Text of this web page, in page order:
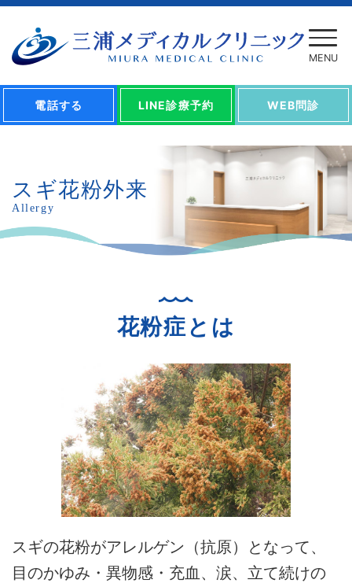
電話する LINE診療予約 WEB問診
スギ花粉外来
Allergy
花粉症とは
スギの花粉がアレルゲン（抗原）となって、
目のかゆみ・異物感・充血、涙、立て続けの